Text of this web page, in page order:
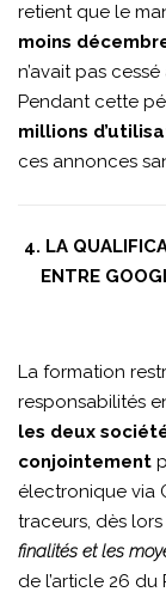
retient que le
moins
n’avait pas
Pendant cette
millions
ces annonces
4. LA
ENTRE
La formation
responsabilités
les deux
conjointement
électronique via
traceurs, dès lors
finalités et les
de l’article 26